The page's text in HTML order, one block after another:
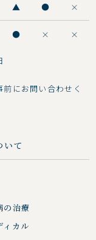
▲ ● ×
● × ×
にお問い合わせく
いて
の治療
ィカル